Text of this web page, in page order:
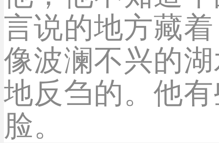
言说的地方藏
像波澜不兴的
地反刍的。他
脸。